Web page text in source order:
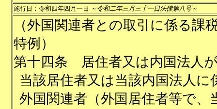
施行日：令和四年四月一日 ～令和二年三月三十一日法律第八号～
（外国関連者との取引に係る課
特例）
第十四条
居住者又は内国法人
当該居住者又は当該内国法人に
外国関連者（外国居住者等で、